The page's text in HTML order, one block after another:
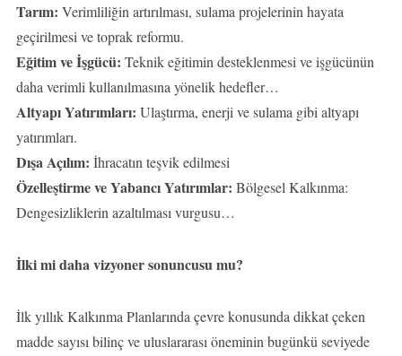
Tarım: Verimliliğin artırılması, sulama projelerinin hayata
geçirilmesi ve toprak reformu.
Eğitim ve İşgücü: Teknik eğitimin desteklenmesi ve işgücünün
daha verimli kullanılmasına yönelik hedefler…
Altyapı Yatırımları: Ulaştırma, enerji ve sulama gibi altyapı
yatırımları.
Dışa Açılım: İhracatın teşvik edilmesi
Özelleştirme ve Yabancı Yatırımlar: Bölgesel Kalkınma:
Dengesizliklerin azaltılması vurgusu…
İlki mi daha vizyoner sonuncusu mu?
İlk yıllık Kalkınma Planlarında çevre konusunda dikkat çeken
madde sayısı bilinç ve uluslararası öneminin bugünkü seviyede